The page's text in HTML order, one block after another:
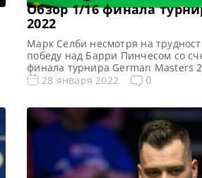
Обзор 1/16 финала
2022
Марк Селби несмотря на
победу над Барри Пинчесом со
финала турнира German Masters
новости и результаты German
2022 Видео German Masters
28 января 2022 0